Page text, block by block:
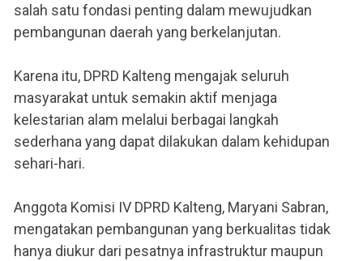
salah satu fondasi penting dalam mewujudkan
pembangunan daerah yang berkelanjutan.
Karena itu, DPRD Kalteng mengajak seluruh
masyarakat untuk semakin aktif menjaga
kelestarian alam melalui berbagai langkah
sederhana yang dapat dilakukan dalam kehidupan
sehari-hari.
Anggota Komisi IV DPRD Kalteng, Maryani Sabran,
mengatakan pembangunan yang berkualitas tidak
hanya diukur dari pesatnya infrastruktur maupun